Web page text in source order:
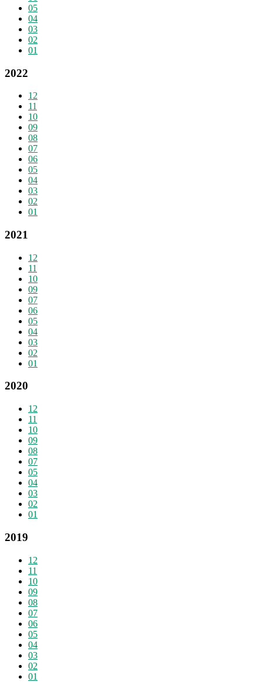
05
04
03
02
01
2022
12
11
10
09
08
07
06
05
04
03
02
01
2021
12
11
10
09
07
06
05
04
03
02
01
2020
12
11
10
09
08
07
05
04
03
02
01
2019
12
11
10
09
08
07
06
05
04
03
02
01